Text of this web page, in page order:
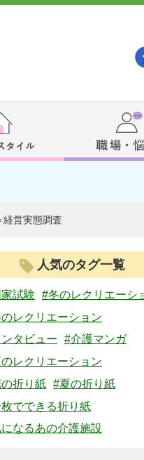
営実態調査
人気のタグ一覧
試験
#冬のレクリエーシ
レクリエーション
タビュー
#介護マンガ
レクリエーション
折り紙 #夏の折り紙
でできる折り紙
なるあの介護施設